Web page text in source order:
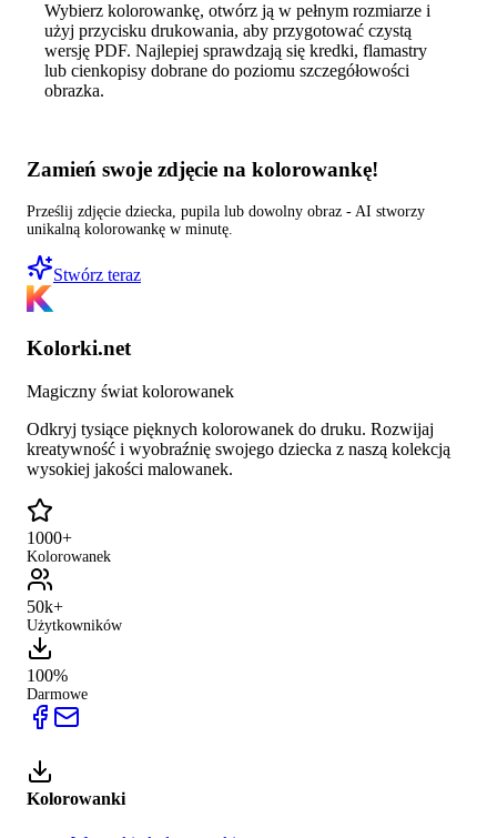
Wybierz kolorowankę, otwórz ją w pełnym rozmiarze i
użyj przycisku drukowania, aby przygotować czystą
wersję PDF. Najlepiej sprawdzają się kredki, flamastry
lub cienkopisy dobrane do poziomu szczegółowości
obrazka.
Zamień swoje zdjęcie na kolorowankę!
Prześlij zdjęcie dziecka, pupila lub dowolny obraz - AI stworzy
unikalną kolorowankę w minutę.
Stwórz teraz
Kolorki.net
Magiczny świat kolorowanek
Odkryj tysiące pięknych kolorowanek do druku. Rozwijaj
kreatywność i wyobraźnię swojego dziecka z naszą kolekcją
wysokiej jakości malowanek.
1000+
Kolorowanek
50k+
Użytkowników
100%
Darmowe
Kolorowanki